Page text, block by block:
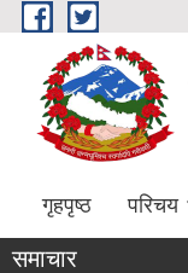
Skip to main content
गृहपृष्ठ परिचय
समाचार